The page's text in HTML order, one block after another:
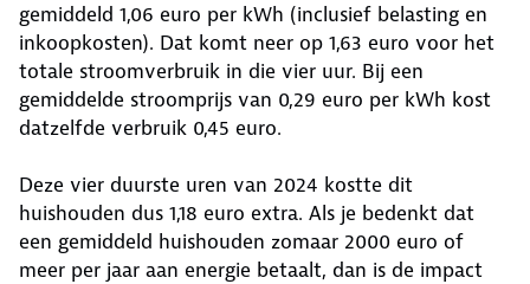
gemiddeld 1,06 euro per kWh (inclusief belasting en
inkoopkosten). Dat komt neer op 1,63 euro voor het
totale stroomverbruik in die vier uur. Bij een
gemiddelde stroomprijs van 0,29 euro per kWh kost
datzelfde verbruik 0,45 euro.
Deze vier duurste uren van 2024 kostte dit
huishouden dus 1,18 euro extra. Als je bedenkt dat
een gemiddeld huishouden zomaar 2000 euro of
meer per jaar aan energie betaalt, dan is de impact